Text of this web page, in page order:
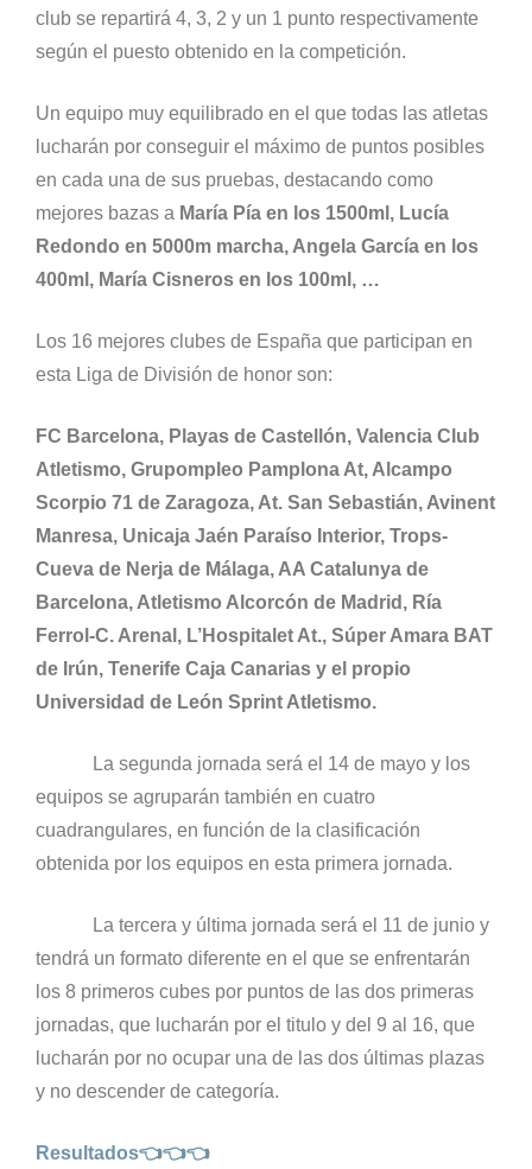
club se repartirá 4, 3, 2 y un 1 punto respectivamente
según el puesto obtenido en la competición.
Un equipo muy equilibrado en el que todas las atletas
lucharán por conseguir el máximo de puntos posibles
en cada una de sus pruebas, destacando como
mejores bazas a María Pía en los 1500ml, Lucía
Redondo en 5000m marcha, Angela García en los
400ml, María Cisneros en los 100ml, …
Los 16 mejores clubes de España que participan en
esta Liga de División de honor son:
FC Barcelona, Playas de Castellón, Valencia Club
Atletismo, Grupompleo Pamplona At, Alcampo
Scorpio 71 de Zaragoza, At. San Sebastián, Avinent
Manresa, Unicaja Jaén Paraíso Interior, Trops-
Cueva de Nerja de Málaga, AA Catalunya de
Barcelona, Atletismo Alcorcón de Madrid, Ría
Ferrol-C. Arenal, L’Hospitalet At., Súper Amara BAT
de Irún, Tenerife Caja Canarias y el propio
Universidad de León Sprint Atletismo.
La segunda jornada será el 14 de mayo y los
equipos se agruparán también en cuatro
cuadrangulares, en función de la clasificación
obtenida por los equipos en esta primera jornada.
La tercera y última jornada será el 11 de junio y
tendrá un formato diferente en el que se enfrentarán
los 8 primeros cubes por puntos de las dos primeras
jornadas, que lucharán por el titulo y del 9 al 16, que
lucharán por no ocupar una de las dos últimas plazas
y no descender de categoría.
Resultados👈👈👈